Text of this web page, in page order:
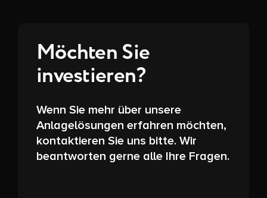
Möchten Sie
investieren?
Wenn Sie mehr über unsere
Anlagelösungen erfahren möchten,
kontaktieren Sie uns bitte. Wir
beantworten gerne alle Ihre Fragen.